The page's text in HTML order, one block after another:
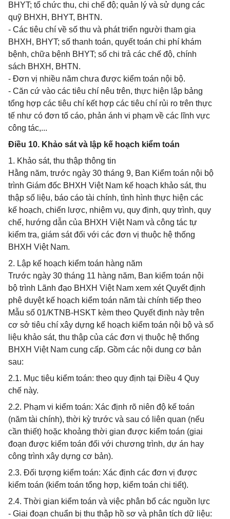
BHYT; tổ chức thu, chi chế độ; quản lý và sử dụng các
quỹ BHXH, BHYT, BHTN.
- Các tiêu chí về số thu và phát triển người tham gia
BHXH, BHYT; số thanh toán, quyết toán chi phí khám
bệnh, chữa bệnh BHYT; số chi trả các chế độ, chính
sách BHXH, BHTN.
- Đơn vị nhiều năm chưa được kiểm toán nội bộ.
- Căn cứ vào các tiêu chí nêu trên, thực hiện lập bảng
tổng hợp các tiêu chí kết hợp các tiêu chí rủi ro trên thực
tế như có đơn tố cáo, phản ánh vi phạm về các lĩnh vực
công tác,...
Điều 10. Khảo sát và lập kế hoạch kiểm toán
1. Khảo sát, thu thập thông tin
Hằng năm, trước ngày 30 tháng 9, Ban Kiểm toán nội bộ
trình Giám đốc BHXH Việt Nam kế hoạch khảo sát, thu
thập số liệu, báo cáo tài chính, tình hình thực hiện các
kế hoạch, chiến lược, nhiệm vụ, quy định, quy trình, quy
chế, hướng dẫn của BHXH Việt Nam và công tác tự
kiểm tra, giám sát đối với các đơn vị thuộc hệ thống
BHXH Việt Nam.
2. Lập kế hoạch kiểm toán hàng năm
Trước ngày 30 tháng 11 hàng năm, Ban kiểm toán nội
bộ trình Lãnh đạo BHXH Việt Nam xem xét Quyết định
phê duyệt kế hoạch kiểm toán năm tài chính tiếp theo
Mẫu số 01/KTNB-HSKT kèm theo Quyết định này trên
cơ sở tiêu chí xây dựng kế hoạch kiểm toán nội bộ và số
liệu khảo sát, thu thập của các đơn vị thuộc hệ thống
BHXH Việt Nam cung cấp. Gồm các nội dung cơ bản
sau:
2.1. Mục tiêu kiểm toán: theo quy định tại Điều 4 Quy
chế này.
2.2. Phạm vi kiểm toán: Xác định rõ niên độ kế toán
(năm tài chính), thời kỳ trước và sau có liên quan (nếu
cần thiết) hoặc khoảng thời gian được kiểm toán (giai
đoạn được kiểm toán đối với chương trình, dự án hay
công trình xây dựng cơ bản).
2.3. Đối tượng kiểm toán: Xác định các đơn vị được
kiểm toán (kiểm toán tổng hợp, kiểm toán chi tiết).
2.4. Thời gian kiểm toán và việc phân bổ các nguồn lực
- Giai đoạn chuẩn bị thu thập hồ sơ và phân tích dữ liệu: